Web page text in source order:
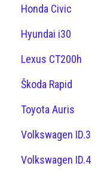
Honda Civic
Hyundai i30
Lexus CT200h
Škoda Rapid
Toyota Auris
Volkswagen ID.3
Volkswagen ID.4